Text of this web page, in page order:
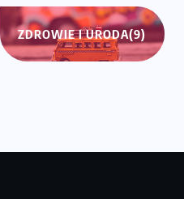
ZDROWIE I URODA(9)